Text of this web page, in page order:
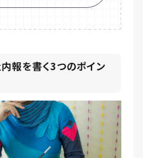
報を書く3つのポイン